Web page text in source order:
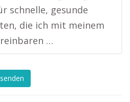
schnelle, gesunde
die ich mit meinem
…